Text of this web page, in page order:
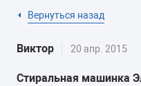
Вернуться назад
Виктор 20 апр. 2015
Стиральная машинка